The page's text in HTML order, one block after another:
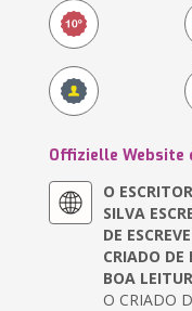
Offizielle Website
O
SILVA
DE
CRIADO DE
BOA
O CRIADO